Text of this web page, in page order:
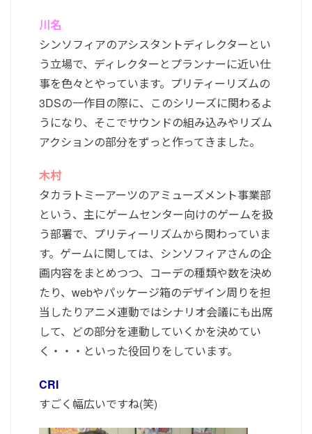
川名
シンソフィアのアシスタントディレクターとい
う立場で、ディレクターとプランナーに近い仕
事を色々とやっています。プリティーリズムの
3DSの一作目の際に、このシリーズに関わるよ
うになり、そこでサウンドの組み込みやリズム
アクションの部分をずっと作ってきました。
木村
タカラトミーアーツのアミューズメント事業部
という、主にゲームセンター向けのゲームを扱
う部署で、プリティーリズムから関わっていま
す。ゲームに関しては、シンソフィアさんの企
画内容をまとめつつ、コーデの種類や数を決め
たり、webやパッケージ箱のデザイン周りを担
当したりアニメ連動ではシナリオ会議にも出席
して、どの部分を連動していくかを決めてい
く・・・といった役回りをしています。
CRI
すごく幅広いですね(笑)